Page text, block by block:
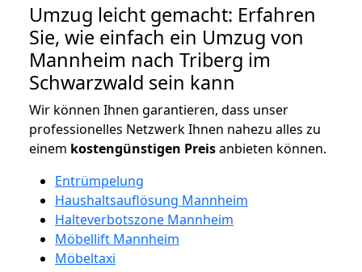
Umzug leicht gemacht: Erfahren
Sie, wie einfach ein Umzug von
Mannheim nach Triberg im
Schwarzwald sein kann
Wir können Ihnen garantieren, dass unser
professionelles Netzwerk Ihnen nahezu alles zu
einem kostengünstigen Preisanbieten können.
Entrümpelung
Haushaltsauflösung Mannheim
Halteverbotszone Mannheim
Möbellift Mannheim
Möbeltaxi